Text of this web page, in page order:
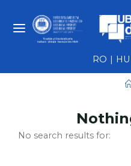
RO HU
No search results for: